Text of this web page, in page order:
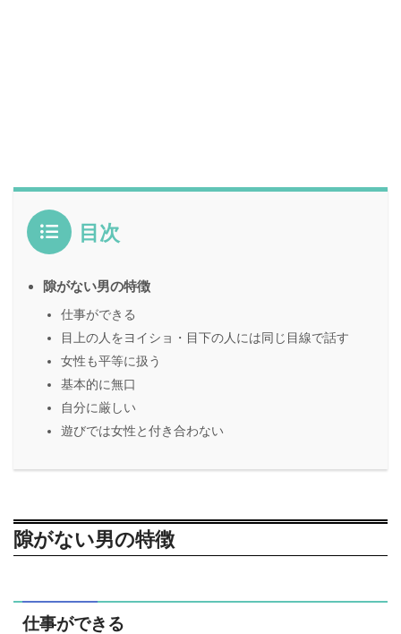
目次
隙がない男の特徴
仕事ができる
目上の人をヨイショ・目下の人には同じ目線で話す
女性も平等に扱う
基本的に無口
自分に厳しい
遊びでは女性と付き合わない
隙がない男の特徴
仕事ができる